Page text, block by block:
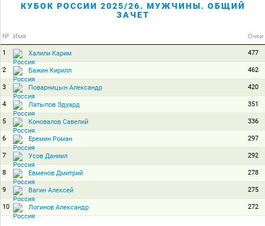
КУБОК РОССИИ 2025/26. МУЖЧИНЫ. ОБЩИЙ
ЗАЧЕТ
№ Имя Очки
1 Халили Карим 477
2 Бажин Кирилл 462
3 Поварницын Александр 420
4 Латыпов Эдуард 351
5 Коновалов Савелий 336
6 Еремин Роман 297
7 Усов Даниил 292
8 Евменов Дмитрий 278
9 Вагин Алексей 275
10 Логинов Александр 272